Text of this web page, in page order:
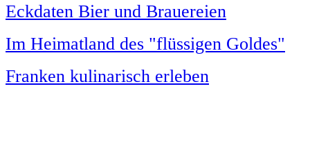
Eckdaten Bier und Brauereien
Im Heimatland des "flüssigen Goldes"
Franken kulinarisch erleben